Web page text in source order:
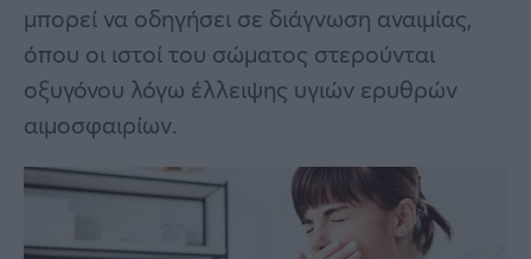
μπορεί να οδηγήσει σε διάγνωση αναιμίας,
όπου οι ιστοί του σώματος στερούνται
οξυγόνου λόγω έλλειψης υγιών ερυθρών
αιμοσφαιρίων.